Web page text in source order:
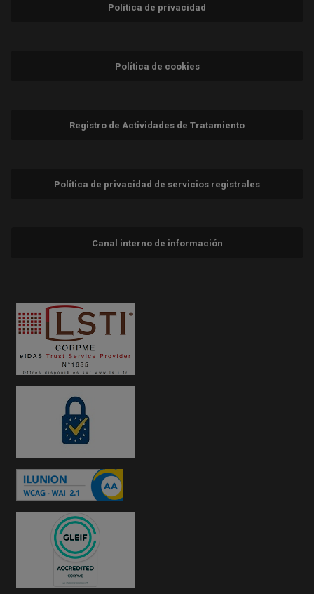
Política de privacidad
Política de cookies
Registro de Actividades de Tratamiento
Política de privacidad de servicios registrales
Canal interno de información